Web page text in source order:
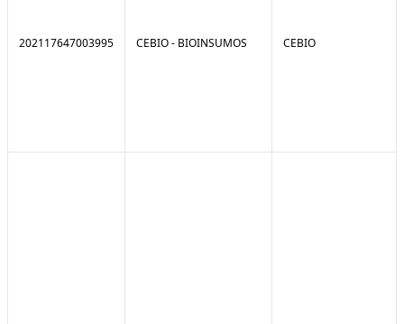
202117647003995 CEBIO - BIOINSUMOS CEBIO